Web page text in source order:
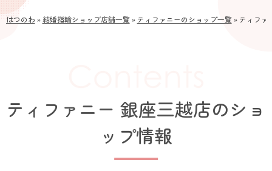
はつのわ »結婚指輪ショップ店舗一覧» ティファニーのショップ一覧» ティファ
ティファニー 銀座三越店のショ
ップ情報